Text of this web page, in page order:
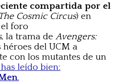
compartida por el
The Cosmic Circus) en
foro
, la trama deAvengers:
del UCM a
con los mutantes de un
has leído bien:
.